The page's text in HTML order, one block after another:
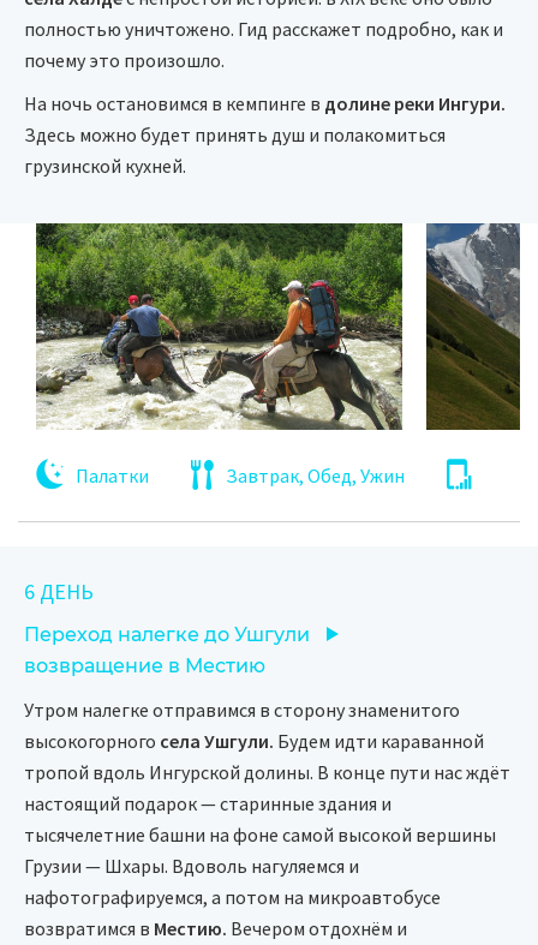
полностью уничтожено. Гид расскажет подробно, как и
почему это произошло.
На ночь остановимся в кемпинге в долине реки Ингури.
Здесь можно будет принять душ и полакомиться
грузинской кухней.
Палатки Завтрак, Обед, Ужин
6 ДЕНЬ
Переход налегке до Ушгули
возвращение в Местию
Утром налегке отправимся в сторону знаменитого
высокогорного села Ушгули. Будем идти караванной
тропой вдоль Ингурской долины. В конце пути нас ждёт
настоящий подарок — старинные здания и
тысячелетние башни на фоне самой высокой вершины
Грузии — Шхары. Вдоволь нагуляемся и
нафотографируемся, а потом на микроавтобусе
возвратимся в Местию. Вечером отдохнём и